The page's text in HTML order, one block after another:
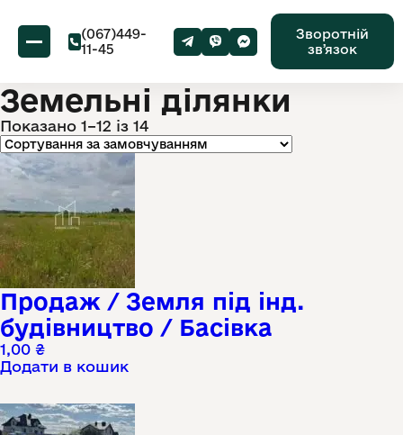
(067)449-
11-45
Зворотній
звʼязок
Земельні ділянки
Показано 1–12 із 14
Продаж / Земля під інд.
будівництво / Басівка
1,00 ₴
Додати в кошик